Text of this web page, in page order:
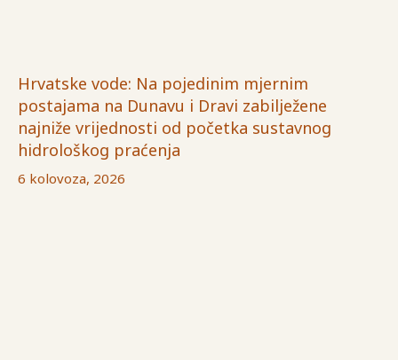
Hrvatske vode: Na pojedinim mjernim
postajama na Dunavu i Dravi zabilježene
najniže vrijednosti od početka sustavnog
hidrološkog praćenja
6 kolovoza, 2026